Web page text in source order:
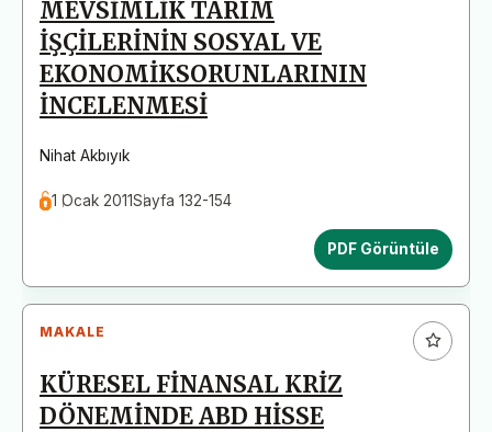
MEVSİMLİK TARIM
İŞÇİLERİNİN SOSYAL VE
EKONOMİKSORUNLARININ
İNCELENMESİ
Nihat Akbıyık
1 Ocak 2011Sayfa 132-154
PDF Görüntüle
MAKALE
KÜRESEL FİNANSAL KRİZ
DÖNEMİNDE ABD HİSSE